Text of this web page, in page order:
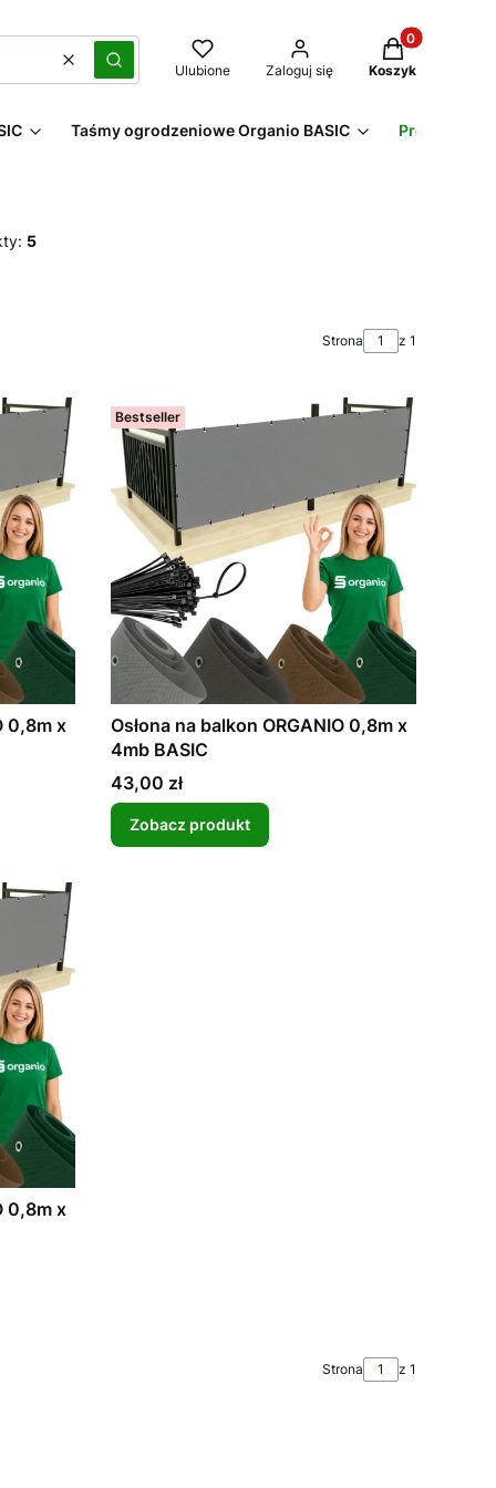
WyczyśćSzukaj Ulubione Zaloguj się
Produkty w
Koszyk
Taśmy ogrodzeniowe Organio BASIC Promocje
5
Strona z 1
0,8m x
Bestseller
Osłona na balkon ORGANIO 0,8m x
4mb BASIC
Cena
43,00 zł
Zobacz produkt
0,8m x
Strona z 1